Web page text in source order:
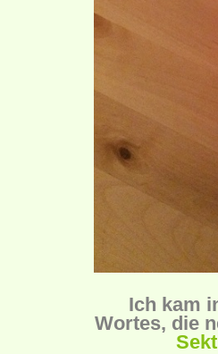
Ich kam
Wortes, die